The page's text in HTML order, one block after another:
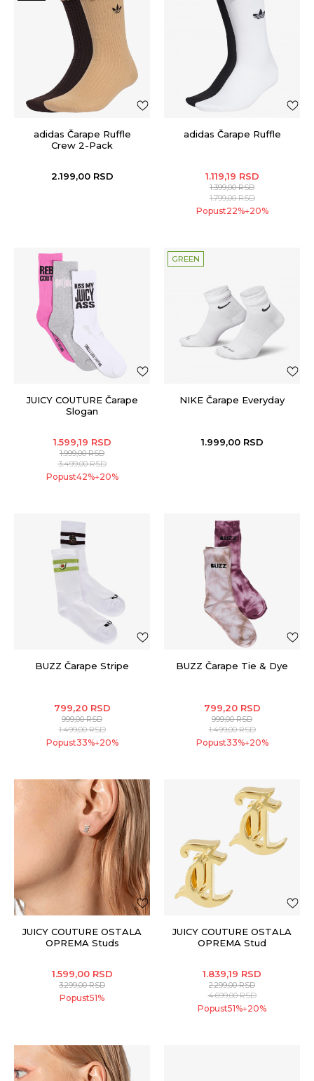
adidas Čarape Ruffle
Crew 2-Pack
2.199,00 RSD
adidas Čarape Ruffle
1.119,19 RSD
1.399,00RSD
1.799,00RSD
Popust22%+20%
JUICY COUTURE Čarape
Slogan
1.599,19 RSD
1.999,00RSD
3.499,00RSD
Popust42%+20%
GREEN
NIKE Čarape Everyday
1.999,00 RSD
BUZZ Čarape Stripe
799,20 RSD
999,00RSD
1.499,00RSD
Popust33%+20%
BUZZ Čarape Tie & Dye
799,20 RSD
999,00RSD
1.499,00RSD
Popust33%+20%
JUICY COUTURE OSTALA
OPREMA Studs
1.599,00 RSD
3.299,00RSD
Popust51%
JUICY COUTURE OSTALA
OPREMA Stud
1.839,19 RSD
2.299,00RSD
4.699,00RSD
Popust51%+20%